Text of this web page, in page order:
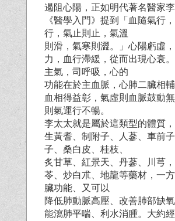
遏阻心陽，正如明代著名醫家
《醫學入門》提到「血隨氣行
行，氣止則止，氣溫
則滑，氣寒則澀。」心陽虧虛
力，血行滯緩，從而出現心衰
主氣，司呼吸，心的
功能在於主血脈，心肺二臟相
血相得益彰，氣虛則血脈鼓動
則氣運行不暢。
李太太就是屬於這類型的體質
生黃耆、制附子、人蔘、車前
子、桑白皮、桂枝、
炙甘草、紅景天、丹蔘、川芎
苓、炒白朮、地龍等藥材，一
臟功能、又可以
降低肺動脈高壓、改善肺部缺
能瀉肺平喘、利水消腫。大約